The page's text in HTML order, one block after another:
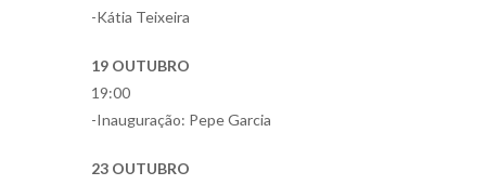
-Kátia Teixeira
19 OUTUBRO
19:00
-Inauguração: Pepe Garcia
23 OUTUBRO